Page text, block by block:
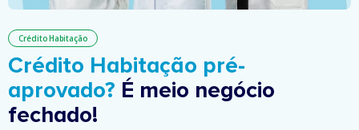
Crédito Habitação
Crédito Habitação pré-
aprovado? É meio negócio
fechado!